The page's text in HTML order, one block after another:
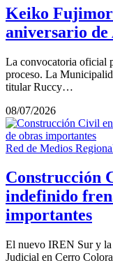
Keiko
aniversario de
La convocatoria oficial
proceso. La
titular Ruccy…
08/07/2026
Red de Medios
Construcción
indefinido
importantes
El nuevo IREN Sur y la
Judicial en Cerro